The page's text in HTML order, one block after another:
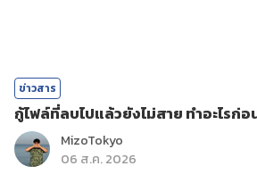
ข่าวสาร
กู้ไฟล์ที่ลบไปแล้วยังไม่สาย ทำอะไรก่
MizoTokyo
06 ส.ค. 2026